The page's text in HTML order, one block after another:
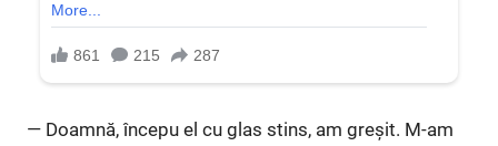
— Doamnă, începu el cu glas stins, am greșit. M-am